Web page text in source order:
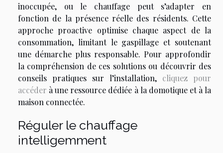
inoccupée, ou le chauffage peut s’adapter en
fonction de la présence réelle des résidents. Cette
approche proactive optimise chaque aspect de la
consommation, limitant le gaspillage et soutenant
une démarche plus responsable. Pour approfondir
la compréhension de ces solutions ou découvrir des
conseils pratiques sur l’installation, cliquez pour
accéder à une ressource dédiée à la domotique et à la
maison connectée.
Réguler le chauffage
intelligemment